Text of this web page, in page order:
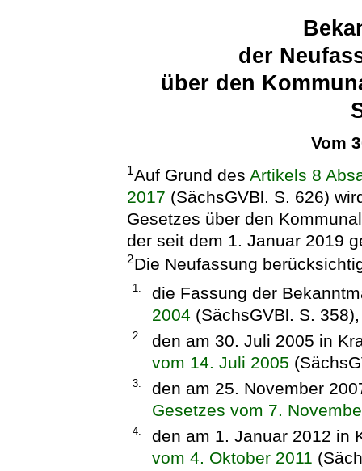
der
über den
Vom
1Auf Grund desArtikels 8
2017 (SächsGVBl. S. 626)
Gesetzes über den
der seit dem 1. Januar 2019
2Die Neufassung
1.
die Fassung der
2004 (SächsGVBl. S. 358),
2.
den am 30. Juli 2005 in
vom 14. Juli 2005
3.
den am 25. November
Gesetzes vom 7.
4.
den am 1. Januar 2012 in
vom 4. Oktober 2011